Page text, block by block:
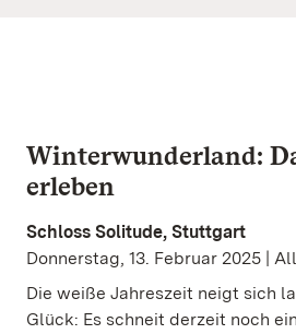
Winterwunderland:
erleben
Schloss Solitude, Stuttgart
Donnerstag, 13. Februar 2025 |
Die weiße Jahreszeit neigt sich
Glück: Es schneit derzeit noch